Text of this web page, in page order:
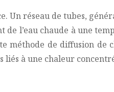
Un réseau de tubes,
l’eau chaude à une
méthode de diffusion
liés à une chaleur